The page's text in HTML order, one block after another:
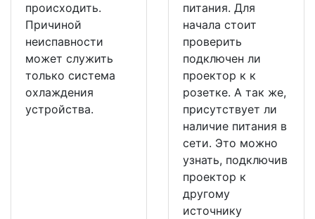
происходить.
Причиной
неиспавности
может служить
только система
охлаждения
устройства.
питания. Для
начала стоит
проверить
подключен ли
проектор к к
розетке. А так же,
присутствует ли
наличие питания в
сети. Это можно
узнать, подключив
проектор к
другому
источнику